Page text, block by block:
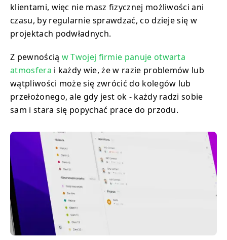
klientami, więc nie masz fizycznej możliwości ani
czasu, by regularnie sprawdzać, co dzieje się w
projektach podwładnych.
Z pewnością w Twojej firmie panuje otwarta
atmosfera i każdy wie, że w razie problemów lub
wątpliwości może się zwrócić do kolegów lub
przełożonego, ale gdy jest ok - każdy radzi sobie
sam i stara się popychać prace do przodu.